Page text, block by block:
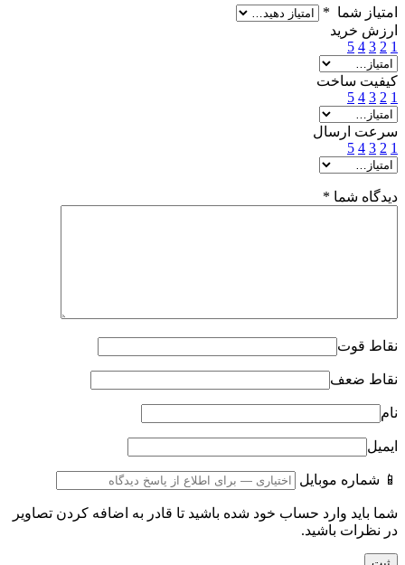
امتیاز شما *
ارزش خرید
1
2
3
4
5
کیفیت ساخت
1
2
3
4
5
سرعت ارسال
1
2
3
4
5
دیدگاه شما *
نقاط قوت
نقاط ضعف
نام
ایمیل
📱 شماره موبایل
شما باید وارد حساب خود شده باشید تا قادر به اضافه کردن تصاویر
در نظرات باشید.